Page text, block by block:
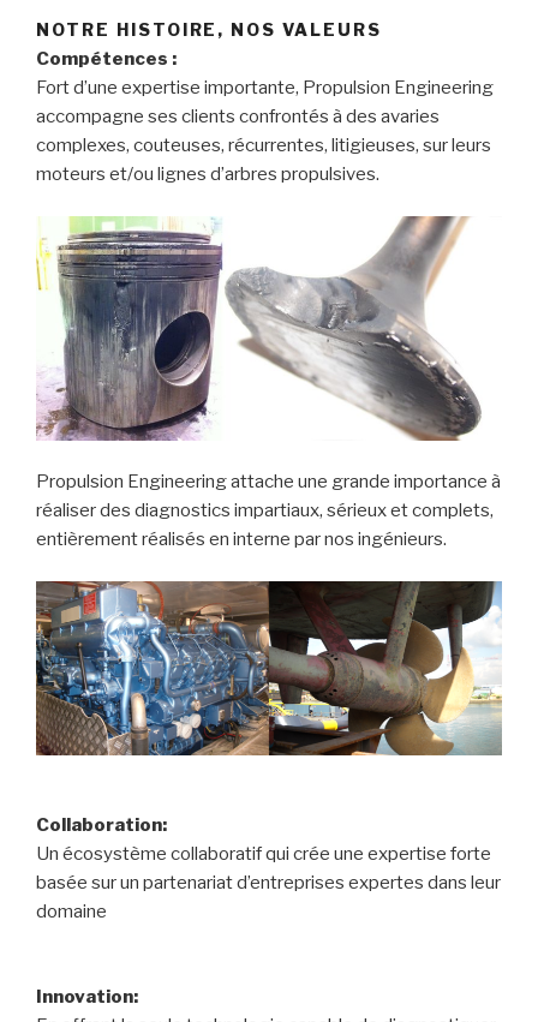
NOTRE HISTOIRE, NOS VALEURS
Compétences :
Fort d’une expertise importante, Propulsion Engineering
accompagne ses clients confrontés à des avaries
complexes, couteuses, récurrentes, litigieuses, sur leurs
moteurs et/ou lignes d’arbres propulsives.
Propulsion Engineering attache une grande importance à
réaliser des diagnostics impartiaux, sérieux et complets,
entièrement réalisés en interne par nos ingénieurs.
Collaboration:
Un écosystème collaboratif qui crée une expertise forte
basée sur un partenariat d’entreprises expertes dans leur
domaine
Innovation: